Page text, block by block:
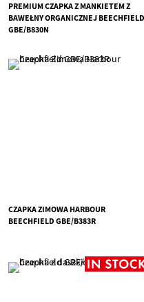
PREMIUM CZAPKA Z MANKIETEM Z
BAWEŁNY ORGANICZNEJ BEECHFIELD
GBE/B830N
CZAPKA ZIMOWA HARBOUR
BEECHFIELD GBE/B383R